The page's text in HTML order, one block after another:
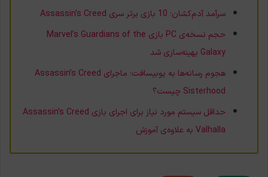
سرآمد آدم‌کشان؛ 10 بازی برتر سری Assassin’s Creed
حجم نسخه‌ی PC بازی Marvel’s Guardians of the
Galaxy بهینه‌سازی شد
هجوم رسانه‌ها به یوبیسافت؛ ماجرای Assassin’s Creed
Sisterhood چیست؟
حداقل سیستم مورد نیاز برای اجرای بازی Assassin’s Creed
Valhalla به علاوه‌ی آموزش